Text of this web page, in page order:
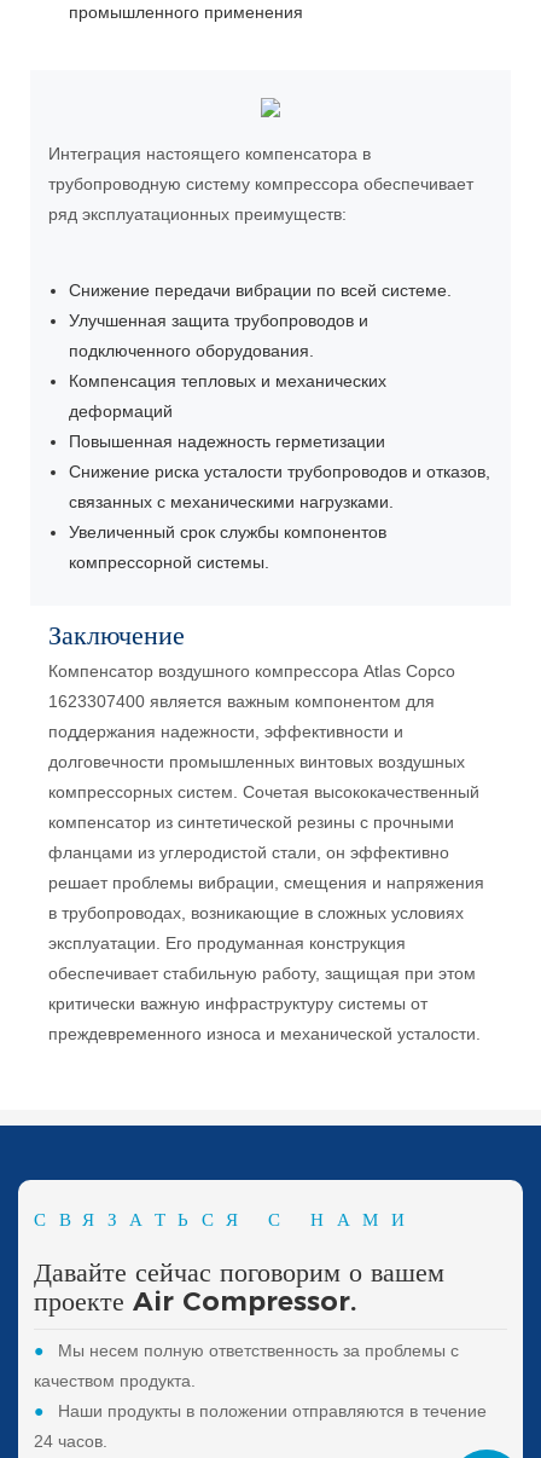
промышленного применения
Интеграция настоящего компенсатора в
трубопроводную систему компрессора обеспечивает
ряд эксплуатационных преимуществ:
Снижение передачи вибрации по всей системе.
Улучшенная защита трубопроводов и
подключенного оборудования.
Компенсация тепловых и механических
деформаций
Повышенная надежность герметизации
Снижение риска усталости трубопроводов и отказов,
связанных с механическими нагрузками.
Увеличенный срок службы компонентов
компрессорной системы.
Заключение
Компенсатор воздушного компрессора Atlas Copco
1623307400 является важным компонентом для
поддержания надежности, эффективности и
долговечности промышленных винтовых воздушных
компрессорных систем. Сочетая высококачественный
компенсатор из синтетической резины с прочными
фланцами из углеродистой стали, он эффективно
решает проблемы вибрации, смещения и напряжения
в трубопроводах, возникающие в сложных условиях
эксплуатации. Его продуманная конструкция
обеспечивает стабильную работу, защищая при этом
критически важную инфраструктуру системы от
преждевременного износа и механической усталости.
СВЯЗАТЬСЯ С НАМИ
Давайте сейчас поговорим о вашем
проекте Air Compressor.
●
Мы несем полную ответственность за проблемы с
качеством продукта.
●
Наши продукты в положении отправляются в течение
24 часов.